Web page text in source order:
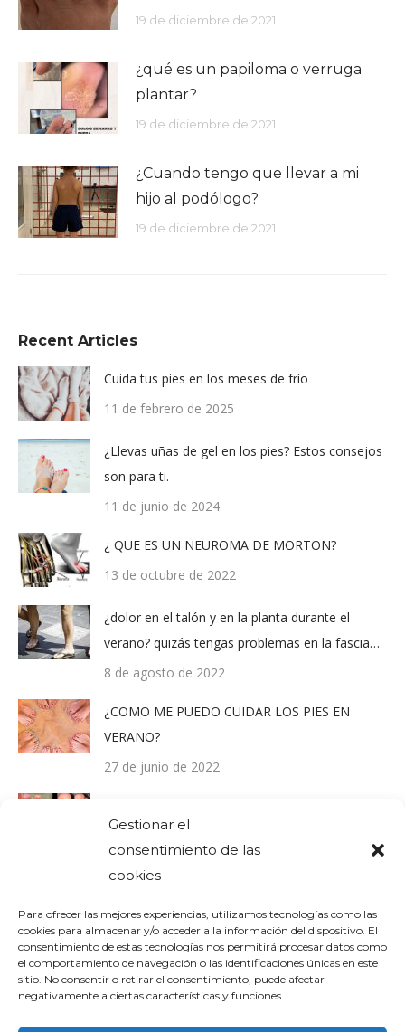
Gestionar el
consentimiento de las
cookies
Para ofrecer las mejores experiencias, utilizamos tecnologías como las
cookies para almacenar y/o acceder a la información del dispositivo. El
consentimiento de estas tecnologías nos permitirá procesar datos como
el comportamiento de navegación o las identificaciones únicas en este
sitio. No consentir o retirar el consentimiento, puede afectar
negativamente a ciertas características y funciones.
19 de diciembre de 2021
¿qué es un papiloma o verruga
plantar?
19 de diciembre de 2021
¿Cuando tengo que llevar a mi
hijo al podólogo?
19 de diciembre de 2021
Recent Articles
Cuida tus pies en los meses de frío
11 de febrero de 2025
¿Llevas uñas de gel en los pies? Estos consejos
son para ti.
11 de junio de 2024
¿ QUE ES UN NEUROMA DE MORTON?
13 de octubre de 2022
¿dolor en el talón y en la planta durante el
verano? quizás tengas problemas en la fascia…
8 de agosto de 2022
¿COMO ME PUEDO CUIDAR LOS PIES EN
VERANO?
27 de junio de 2022
23 de diciembre de 2021
Comentarios recientes